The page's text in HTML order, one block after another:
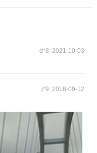
d*8 2021-10-03
j*9 2018-09-12